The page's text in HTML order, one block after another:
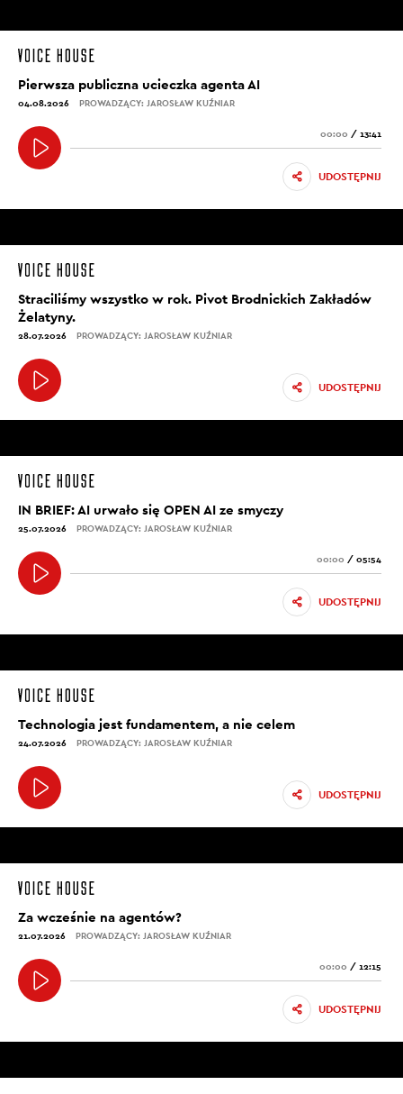
Pierwsza publiczna ucieczka agenta AI
04.08.2026 PROWADZĄCY: JAROSŁAW KUŹNIAR
00:00 / 13:41
UDOSTĘPNIJ
Straciliśmy wszystko w rok. Pivot Brodnickich Zakładów
Żelatyny.
28.07.2026 PROWADZĄCY: JAROSŁAW KUŹNIAR
UDOSTĘPNIJ
IN BRIEF: AI urwało się OPEN AI ze smyczy
25.07.2026 PROWADZĄCY: JAROSŁAW KUŹNIAR
00:00 / 05:54
UDOSTĘPNIJ
Technologia jest fundamentem, a nie celem
24.07.2026 PROWADZĄCY: JAROSŁAW KUŹNIAR
UDOSTĘPNIJ
Za wcześnie na agentów?
21.07.2026 PROWADZĄCY: JAROSŁAW KUŹNIAR
00:00 / 12:15
UDOSTĘPNIJ